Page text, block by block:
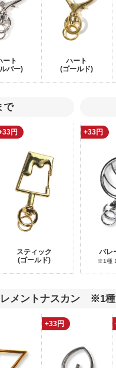
ート
バー)
ハート
(ゴールド)
で
スティック
(ゴールド)
円
バレ
※1種
+33円
メントナスカン ※1種
+33円